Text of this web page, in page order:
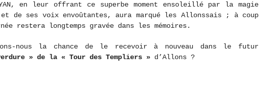
en leur offrant ce superbe moment ensoleillé par la magie
et de ses voix envoûtantes, aura marqué les Allonssais ; à coup
restera longtemps gravée dans les mémoires.
nous la chance de le recevoir à nouveau dans le futur
» de la « Tour des Templiers » d’Allons ?